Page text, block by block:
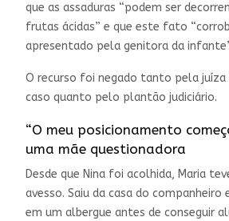
que as assaduras “podem ser
frutas ácidas” e que este fato
apresentado pela genitora da
O recurso foi negado tanto pela
caso quanto pelo plantão judiciário.
“O meu posicionamento
uma mãe questionadora
Desde que Nina foi acolhida, Maria
avesso. Saiu da casa do companheiro
em um albergue antes de conseguir